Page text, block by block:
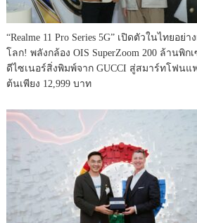
“realme 11 Pro Series 5G” เปิดตัวในไทยอย่
โลก! พลังกล้อง OIS SuperZoom 200 ล้านพิ
ดีไซเนอร์สิ่งพิมพ์จาก GUCCI สู่สมาร์ทโฟนแ
ต้นเพียง 12,999 บาท